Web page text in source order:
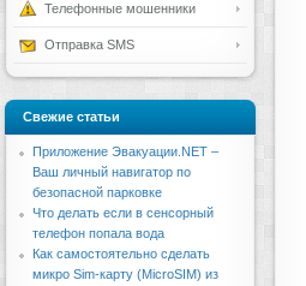
Телефонные мошенники
Отправка SMS
Свежие статьи
Приложение Эвакуации.NET –
Ваш личный навигатор по
безопасной парковке
Что делать если в сенсорный
телефон попала вода
Как самостоятельно сделать
микро Sim-карту (MicroSIM) из